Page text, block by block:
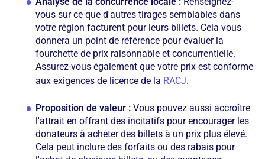
vous sur ce que d'autres tirages semblables dans
votre région facturent pour leurs billets. Cela vous
donnera un point de référence pour évaluer la
fourchette de prix raisonnable et concurrentielle.
Assurez-vous également que votre prix est conforme
aux exigences de licence de la RACJ.
Proposition de valeur : Vous pouvez aussi accroître
l'attrait en offrant des incitatifs pour encourager les
donateurs à acheter des billets à un prix plus élevé.
Cela peut inclure des forfaits ou des rabais pour